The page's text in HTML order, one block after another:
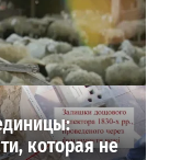
которая не